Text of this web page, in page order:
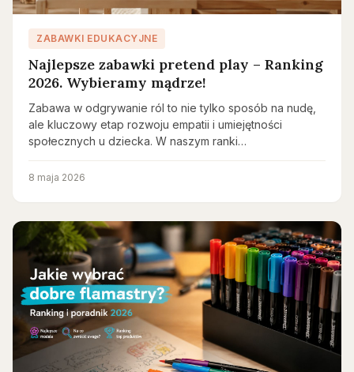
ZABAWKI EDUKACYJNE
Najlepsze zabawki pretend play – Ranking
2026. Wybieramy mądrze!
Zabawa w odgrywanie ról to nie tylko sposób na nudę,
ale kluczowy etap rozwoju empatii i umiejętności
społecznych u dziecka. W naszym ranki…
8 maja 2026